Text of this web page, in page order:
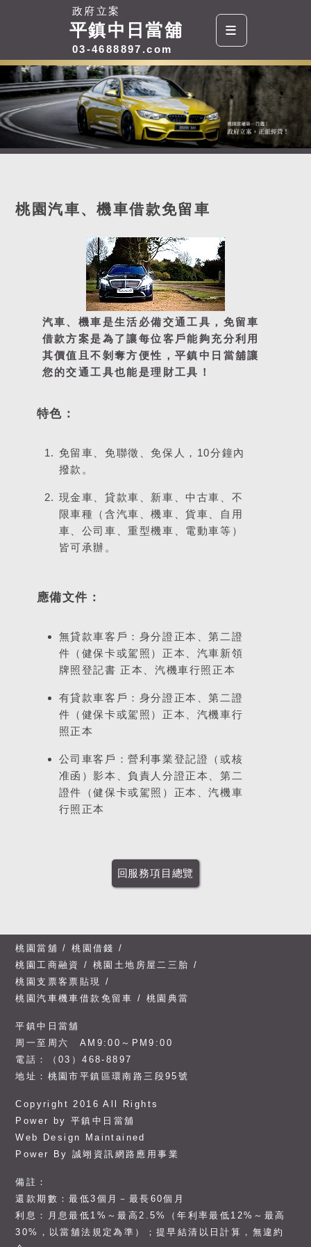
政府立案
平鎮中日當舖
03-4688897.com
≡
桃園汽車、機車借款免留車
汽車、機車是生活必備交通工具，免留車
借款方案是為了讓每位客戶能夠充分利用
其價值且不剝奪方便性，平鎮中日當舖讓
您的交通工具也能是理財工具！
特色：
免留車、免聯徵、免保人，10分鐘內
撥款。
現金車、貸款車、新車、中古車、不
限車種（含汽車、機車、貨車、自用
車、公司車、重型機車、電動車等）
皆可承辦。
應備文件：
無貸款車客戶：身分證正本、第二證
件（健保卡或駕照）正本、汽車新領
牌照登記書 正本、汽機車行照正本
有貸款車客戶：身分證正本、第二證
件（健保卡或駕照）正本、汽機車行
照正本
公司車客戶：營利事業登記證（或核
准函）影本、負責人分證正本、第二
證件（健保卡或駕照）正本、汽機車
行照正本
回服務項目總覽
桃園當舖 /桃園借錢 /
桃園工商融資
/桃園土地房屋二三胎 /
桃園支票客票貼現 /
桃園汽車機車借款免留車 /桃園典當
平鎮中日當舖
周一至周六 AM9:00～PM9:00
電話：（03）468-8897
地址：桃園市平鎮區環南路三段95號
Copyright 2016 All Rights
Power by平鎮中日當舖
Web Design Maintained
Power By誠翊資訊網路應用事業
備註：
還款期數：最低3個月－最長60個月
利息：月息最低1%～最高2.5%（年利率最低12%～最高
30%，以當舖法規定為準）；提早結清以日計算，無違約